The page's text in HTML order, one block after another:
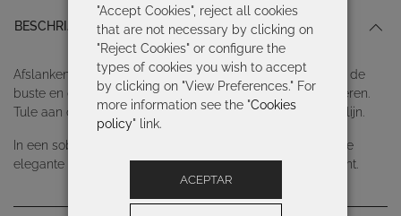
BESCHRIJVING
Afslankend zwempak met uitneembare cups, naad onder de
buste en drapering aan de zijkanten om het figuur te flatteren.
Tule aan de binnenkant en ring in het midden van de halslijn.
In een sober en elegant spel van contrasten versmelt deze
elegante zwart-witte plantenprintlijn delicatesse met kracht.
"Accept Cookies", reject all cookies
that are not necessary by clicking on
"Reject Cookies" or configure the
types of cookies you wish to accept
by clicking on "View Preferences." For
more information see the "Cookies
policy" link.
ACEPTAR